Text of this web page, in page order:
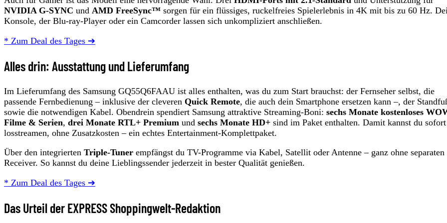
NVIDIA G-SYNC und AMD FreeSync™ sorgen für ein flüssiges, ruckelfreies Spielerlebnis in 4K mit bis zu 60 Hz.
Konsole, der Blu-ray-Player oder ein Camcorder lassen sich unkompliziert anschließen.
* Zum Deal des Tages ➔
Alles drin: Ausstattung und Lieferumfang
Im Lieferumfang des Samsung GQ55Q6FAAU ist alles enthalten, was du zum Start brauchst: der Fernseher selbst, die
passende Fernbedienung – inklusive der cleveren Quick Remote, die auch dein Smartphone ersetzen kann –, der
sowie die notwendigen Kabel. Obendrein spendiert Samsung attraktive Streaming-Boni: sechs Monate kostenloses
Filme & Serien, drei Monate RTL+ Premium und sechs Monate HD+ sind im Paket enthalten. Damit kannst du sofort
losstreamen, ohne Zusatzkosten – ein echtes Entertainment-Komplettpaket.
Über den integrierten Triple-Tuner empfängst du TV-Programme via Kabel, Satellit oder Antenne – ganz ohne separaten
Receiver. So kannst du deine Lieblingssender jederzeit in bester Qualität genießen.
* Zum Deal des Tages ➔
Das Urteil der EXPRESS Shoppingwelt-Redaktion